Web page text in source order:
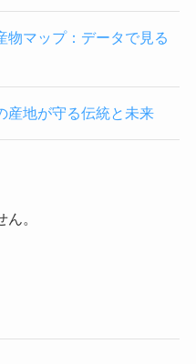
物マップ：データで見る
産地が守る伝統と未来
。